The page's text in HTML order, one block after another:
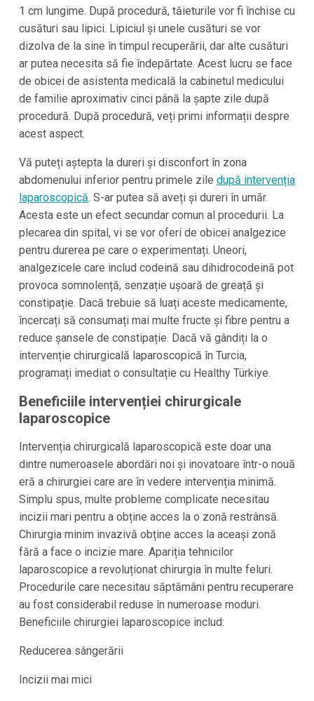
1 cm lungime. După procedură, tăieturile vor fi închise cu
cusături sau lipici. Lipiciul și unele cusături se vor
dizolva de la sine în timpul recuperării, dar alte cusături
ar putea necesita să fie îndepărtate. Acest lucru se face
de obicei de asistenta medicală la cabinetul medicului
de familie aproximativ cinci până la șapte zile după
procedură. După procedură, veți primi informații despre
acest aspect.
Vă puteți aștepta la dureri și disconfort în zona
abdomenului inferior pentru primele zile după intervenția
laparoscopică. S-ar putea să aveți și dureri în umăr.
Acesta este un efect secundar comun al procedurii. La
plecarea din spital, vi se vor oferi de obicei analgezice
pentru durerea pe care o experimentați. Uneori,
analgezicele care includ codeină sau dihidrocodeină pot
provoca somnolență, senzație ușoară de greață și
constipație. Dacă trebuie să luați aceste medicamente,
încercați să consumați mai multe fructe și fibre pentru a
reduce șansele de constipație. Dacă vă gândiți la o
intervenție chirurgicală laparoscopică în Turcia,
programați imediat o consultație cu Healthy Türkiye.
Beneficiile intervenției chirurgicale
laparoscopice
Intervenția chirurgicală laparoscopică este doar una
dintre numeroasele abordări noi și inovatoare într-o nouă
eră a chirurgiei care are în vedere intervenția minimă.
Simplu spus, multe probleme complicate necesitau
incizii mari pentru a obține acces la o zonă restrânsă.
Chirurgia minim invazivă obține acces la aceași zonă
fără a face o incizie mare. Apariția tehnicilor
laparoscopice a revoluționat chirurgia în multe feluri.
Procedurile care necesitau săptămâni pentru recuperare
au fost considerabil reduse în numeroase moduri.
Beneficiile chirurgiei laparoscopice includ:
Reducerea sângerării
Incizii mai mici